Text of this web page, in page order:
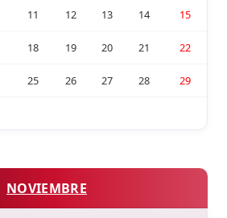
11 12 13 14 15
18 19 20 21 22
25 26 27 28 29
NOVIEMBRE